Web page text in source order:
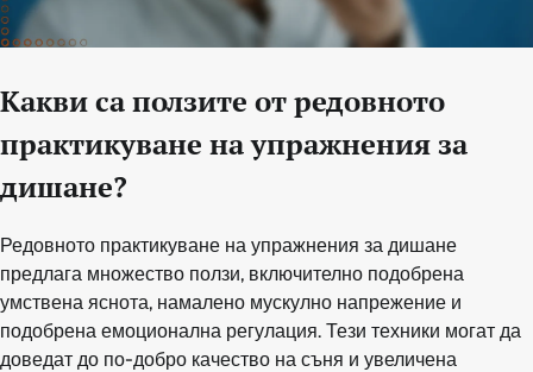
Какви са ползите от редовното
практикуване на упражнения за
дишане?
Редовното практикуване на упражнения за дишане
предлага множество ползи, включително подобрена
умствена яснота, намалено мускулно напрежение и
подобрена емоционална регулация. Тези техники могат да
доведат до по-добро качество на съня и увеличена